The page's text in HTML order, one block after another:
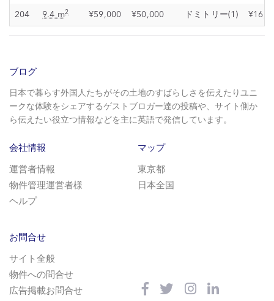
204 9.4 m2 ¥59,000 ¥50,000 ドミトリー(1)
ブログ
日本で暮らす外国人たちがその土地のすばらしさを伝えたりユニ
ークな体験をシェアするゲストブロガー達の投稿や、サイト側か
ら伝えたい役立つ情報などを主に英語で発信しています。
会社情報
運営者情報
物件管理運営者様
ヘルプ
マップ
東京都
日本全国
お問合せ
サイト全般
物件への問合せ
広告掲載お問合せ